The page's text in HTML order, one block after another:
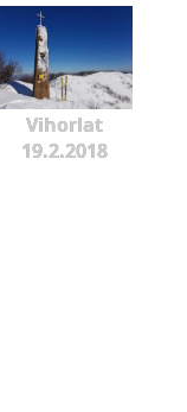
Vihorlat
19.2.2018